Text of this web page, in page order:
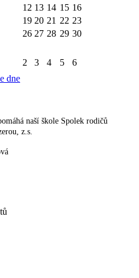
12 13 14 15 16
19 20 21 22 23
26 27 28 29 30
dne
2 3 4 5 6
naší škole Spolek rodičů
z.s.